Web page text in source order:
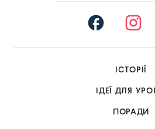
ІСТОРІЇ
ІДЕЇ ДЛЯ
ПОРАДИ